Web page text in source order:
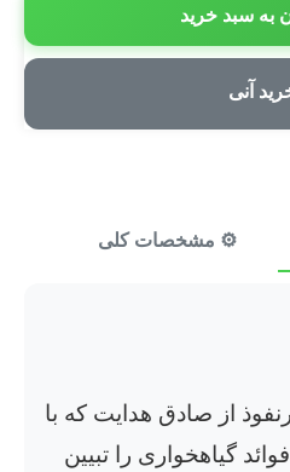
به سبد خرید
آنی
⚙️ مشخصات کلی
از صادق هدایت که با
گیاهخواری را تبیین